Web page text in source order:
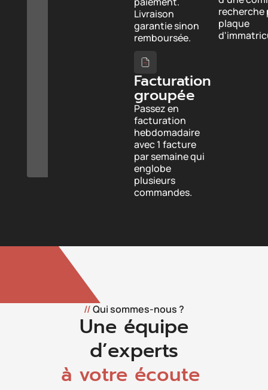
Livraison
garantie sinon
remboursée.
recherche
plaque
Facturation
groupée
Passez en
facturation
hebdomadaire
avec 1 facture
par semaine qui
englobe
plusieurs
commandes.
//Qui sommes-nous ?
Une équipe
d’experts
à votre écoute